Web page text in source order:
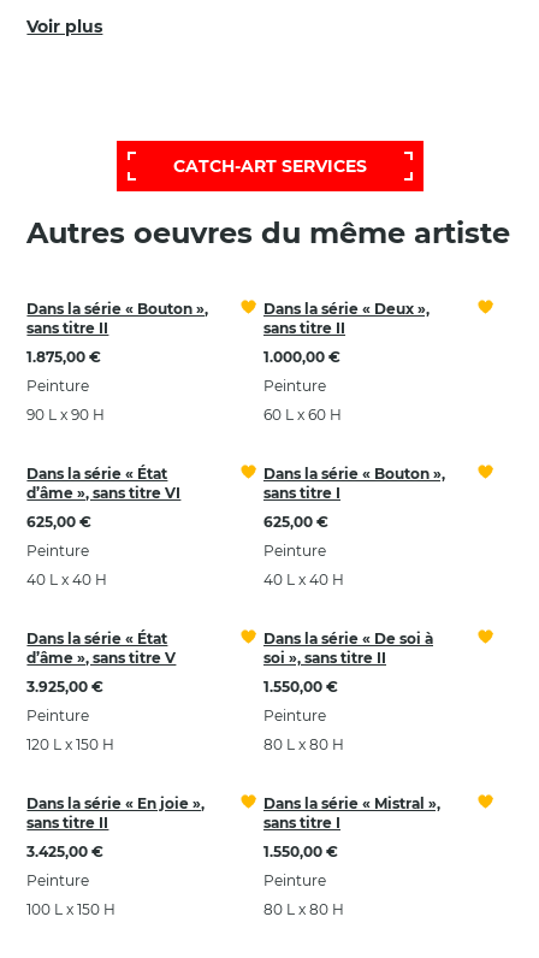
Voir plus
CATCH-ART SERVICES
Autres oeuvres du même artiste
Dans la série « Bouton »,
sans titre II
1.875,00 €
Peinture
90 L x 90 H
Dans la série « Deux »,
sans titre II
1.000,00 €
Peinture
60 L x 60 H
Dans la série « État
d’âme », sans titre VI
625,00 €
Peinture
40 L x 40 H
Dans la série « Bouton »,
sans titre I
625,00 €
Peinture
40 L x 40 H
Dans la série « État
d’âme », sans titre V
3.925,00 €
Peinture
120 L x 150 H
Dans la série « De soi à
soi », sans titre II
1.550,00 €
Peinture
80 L x 80 H
Dans la série « En joie »,
sans titre II
3.425,00 €
Peinture
100 L x 150 H
Dans la série « Mistral »,
sans titre I
1.550,00 €
Peinture
80 L x 80 H